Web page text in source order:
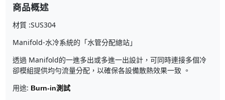
商品概述
材質 :SUS304
Manifold-水冷系統的「水管分配總站」
透過 Manifold的一進多出或多進一出設計，可同時連接多個冷
卻模組提供均勻流量分配，以確保各設備散熱效果一致 。
用途: Burn-in測試